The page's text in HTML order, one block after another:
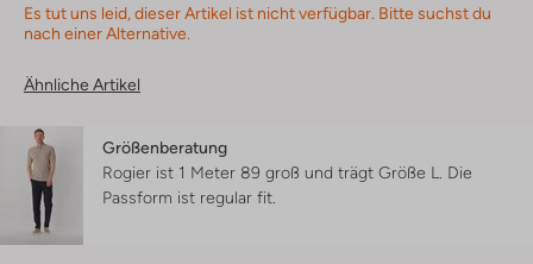
Es tut uns leid, dieser Artikel ist nicht verfügbar. Bitte suchst du
nach einer Alternative.
Ähnliche Artikel
Größenberatung
Rogier ist 1 Meter 89 groß und trägt Größe L. Die
Passform ist regular fit